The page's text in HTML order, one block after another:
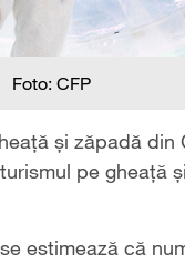
Foto: CFP
și zăpadă din
pe gheață
estimează că